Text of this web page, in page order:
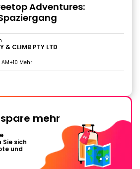
Adventures:
& CLIMB PTY LTD
AM+10 Mehr
mehr
Sie sich
und